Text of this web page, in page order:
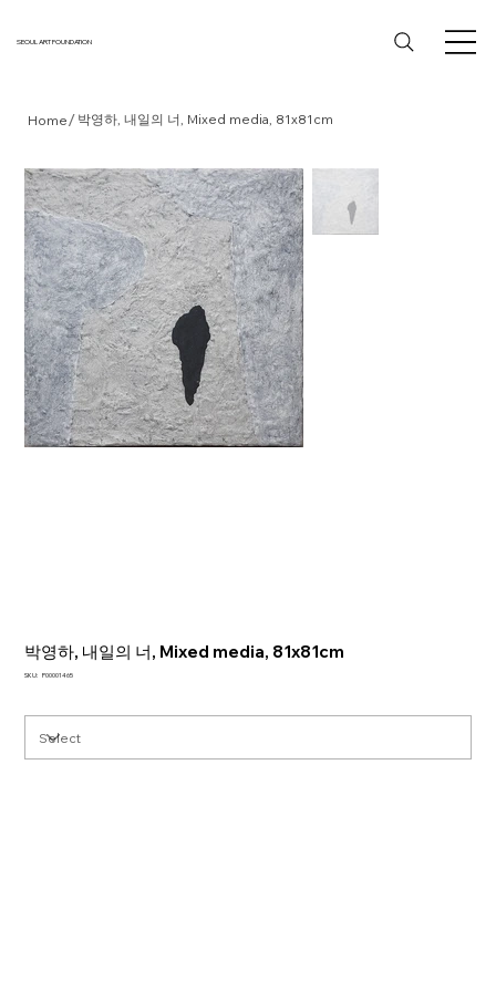
SEOUL ART FOUNDATION
Home/ 박영하, 내일의 너, Mixed media, 81x81cm
박영하, 내일의 너, Mixed media, 81x81cm
SKU: SKU
P00001465